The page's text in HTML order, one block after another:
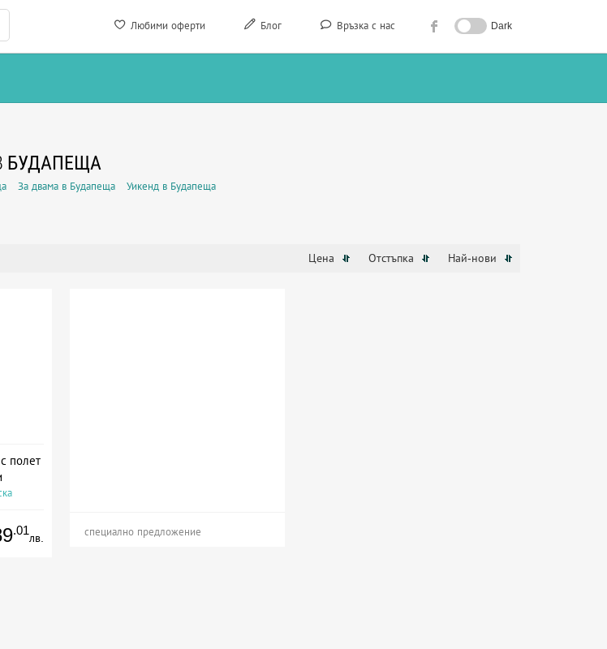
Любими оферти Блог Връзка с нас Dark
БУДАПЕЩА
За двама в Будапеща Уикенд в Будапеща
Цена Отстъпка Най-нови
полет
.01
лв. специално предложение